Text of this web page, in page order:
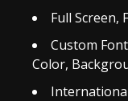
Full Screen,
Custom
Color,